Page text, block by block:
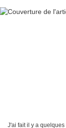
J'ai fait il y a